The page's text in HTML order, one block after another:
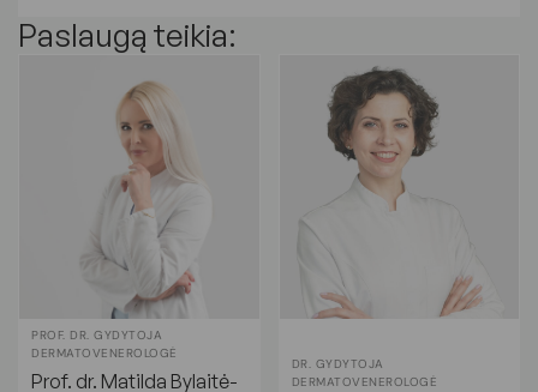
Paslaugą teikia:
PROF. DR. GYDYTOJA
DERMATOVENEROLOGĖ
Prof. dr. Matilda Bylaitė-
DR. GYDYTOJA
DERMATOVENEROLOGĖ